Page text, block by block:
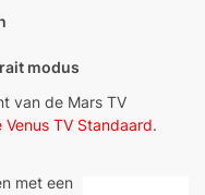
modus
van de Mars TV
Venus TV Standaard.
met een